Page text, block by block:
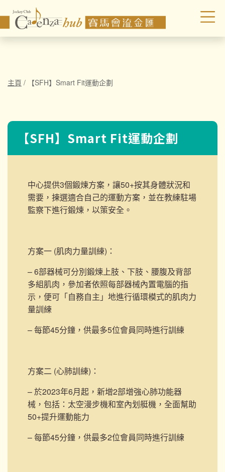
主頁 / 【SFH】Smart Fit運動企劃
【SFH】Smart Fit運動企劃
中心提供3個鍛煉方案，讓50+按其身體狀況和
需要，揀選適合自己的運動方案，並在教練駐場
監察下進行鍛煉，以策安全。
方案一 (肌肉力量訓練) ：
– 6部器械可分別鍛煉上肢、下肢、腰腹及背部
多組肌肉，參加者依照每部器械內置電腦的指
示，便可「自務自主」地進行循環模式的肌肉力
量訓練
– 每節45分鐘，供最多5位會員同時進行訓練
方案二 (心肺訓練) ：
– 於2023年6月起，新增2部增強心肺功能器
械，包括：太空漫步機和室內划艇機， 全面幫助
50+提升運動能力
– 每節45分鐘，供最多2位會員同時進行訓練